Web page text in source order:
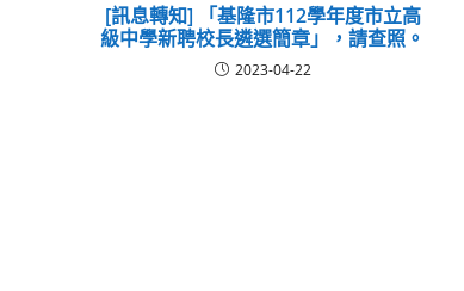
[訊息轉知] 「基隆市112學年度市立高
級中學新聘校長遴選簡章」，請查照。
2023-04-22